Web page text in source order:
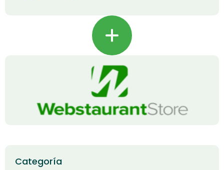
+
Categoría